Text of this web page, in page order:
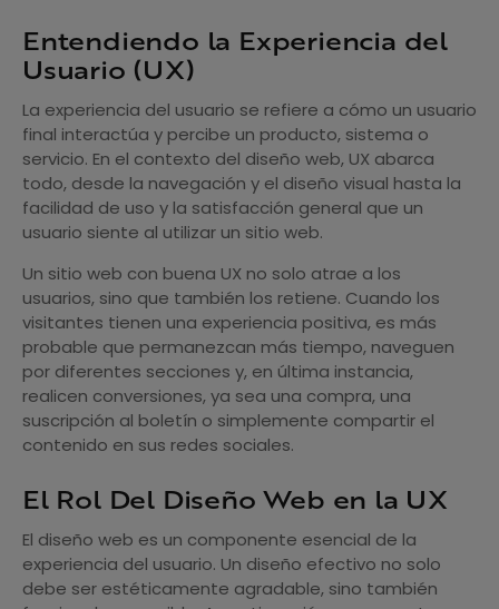
Entendiendo la Experiencia del
Usuario (UX)
La experiencia del usuario se refiere a cómo un usuario
final interactúa y percibe un producto, sistema o
servicio. En el contexto del diseño web, UX abarca
todo, desde la navegación y el diseño visual hasta la
facilidad de uso y la satisfacción general que un
usuario siente al utilizar un sitio web.
Un sitio web con buena UX no solo atrae a los
usuarios, sino que también los retiene. Cuando los
visitantes tienen una experiencia positiva, es más
probable que permanezcan más tiempo, naveguen
por diferentes secciones y, en última instancia,
realicen conversiones, ya sea una compra, una
suscripción al boletín o simplemente compartir el
contenido en sus redes sociales.
El Rol Del Diseño Web en la UX
El diseño web es un componente esencial de la
experiencia del usuario. Un diseño efectivo no solo
debe ser estéticamente agradable, sino también